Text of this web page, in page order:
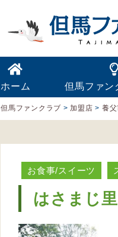
ホーム 但馬ファン
但馬ファンクラブ >加盟店 > 養父
お食事/スイーツ
はさまじ